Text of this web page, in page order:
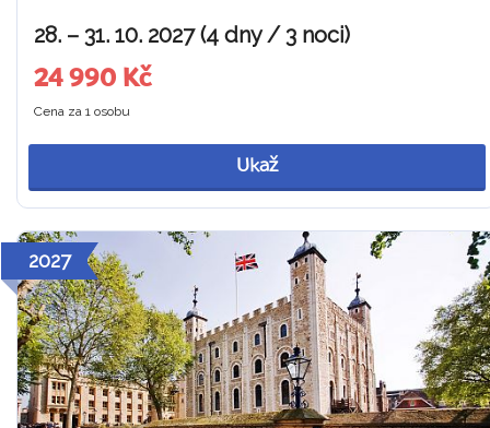
28. – 31. 10. 2027 (4 dny / 3 noci)
24 990 Kč
Cena za 1 osobu
Ukaž
2027